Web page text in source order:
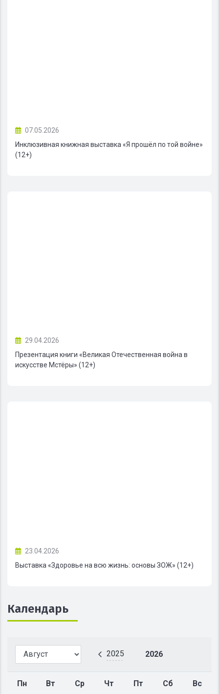
07.05.2026
Инклюзивная книжная выставка «Я прошёл по той войне»
(12+)
29.04.2026
Презентация книги «Великая Отечественная война в
искусстве Мстёры» (12+)
23.04.2026
Выставка «Здоровье на всю жизнь: основы ЗОЖ» (12+)
Календарь
2025 2026
Пн Вт Ср Чт Пт Сб Вс